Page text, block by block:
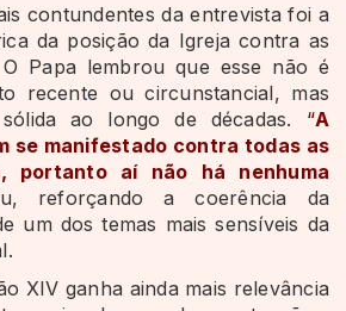
contundentes da entrevista foi a
da posição da Igreja contra as
Papa lembrou que esse não é
recente ou circunstancial, mas
ao longo de décadas. “A
se manifestado contra todas as
portanto aí não há nenhuma
reforçando a coerência da
um dos temas mais sensíveis da
XIV ganha ainda mais relevância